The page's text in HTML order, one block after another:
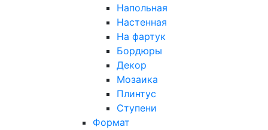
Напольная
Настенная
На фартук
Бордюры
Декор
Мозаика
Плинтус
Ступени
Формат